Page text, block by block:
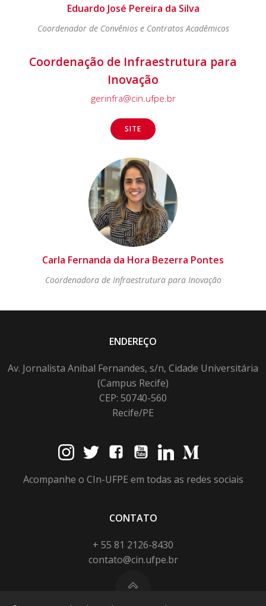
Eduardo José Pereira da Silva
Coordenador de Convênios e Contratos Acadêmicos
Coordenação de Infraestrutura para
Inovação
gerinfra@cin.ufpe.br
SITE
Carla Fernanda da Hora Bezerra Pontes
Coordenadora de Infraestrutura para Inovação
ENDEREÇO
Av. Jornalista Anibal Fernandes, s/n, Cidade Universitária
(Campus Recife)
CEP: 50740-560
Recife/PE
Acompanhe o CIn-UFPE em todas as redes sociais
CONTATO
+ 55 81 2126-8430
contato@cin.ufpe.br